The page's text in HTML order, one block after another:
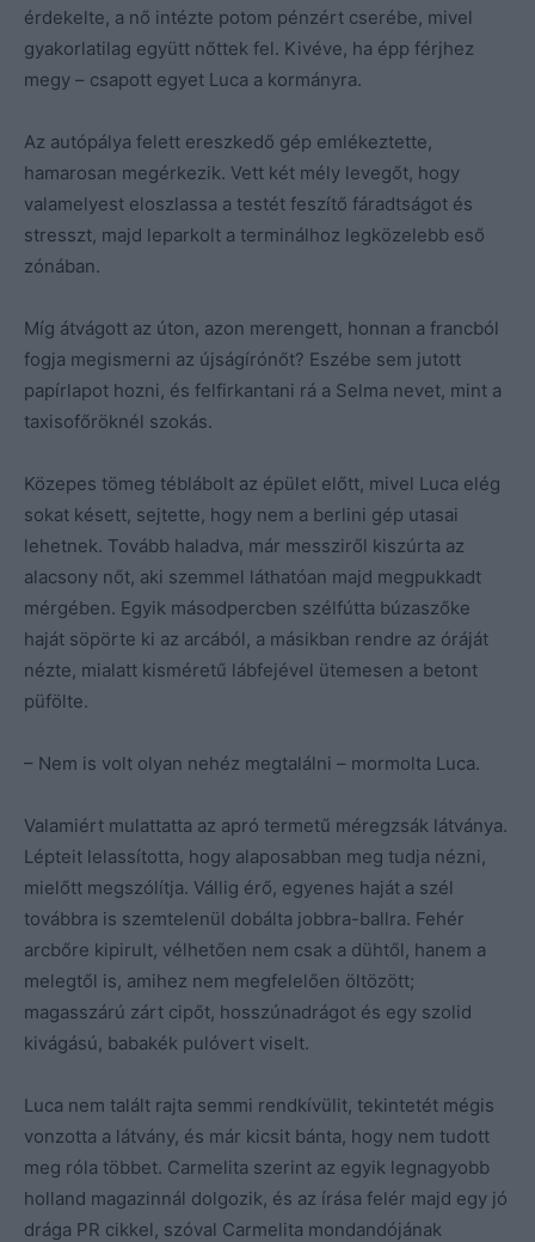
érdekelte, a nő intézte potom pénzért cserébe, mivel
gyakorlatilag együtt nőttek fel. Kivéve, ha épp férjhez
megy – csapott egyet Luca a kormányra.
Az autópálya felett ereszkedő gép emlékeztette,
hamarosan megérkezik. Vett két mély levegőt, hogy
valamelyest eloszlassa a testét feszítő fáradtságot és
stresszt, majd leparkolt a terminálhoz legközelebb eső
zónában.
Míg átvágott az úton, azon merengett, honnan a francból
fogja megismerni az újságírónőt? Eszébe sem jutott
papírlapot hozni, és felfirkantani rá a Selma nevet, mint a
taxisofőröknél szokás.
Közepes tömeg téblábolt az épület előtt, mivel Luca elég
sokat késett, sejtette, hogy nem a berlini gép utasai
lehetnek. Tovább haladva, már messziről kiszúrta az
alacsony nőt, aki szemmel láthatóan majd megpukkadt
mérgében. Egyik másodpercben szélfútta búzaszőke
haját söpörte ki az arcából, a másikban rendre az óráját
nézte, mialatt kisméretű lábfejével ütemesen a betont
püfölte.
– Nem is volt olyan nehéz megtalálni – mormolta Luca.
Valamiért mulattatta az apró termetű méregzsák látványa.
Lépteit lelassította, hogy alaposabban meg tudja nézni,
mielőtt megszólítja. Vállig érő, egyenes haját a szél
továbbra is szemtelenül dobálta jobbra-ballra. Fehér
arcbőre kipirult, vélhetően nem csak a dühtől, hanem a
melegtől is, amihez nem megfelelően öltözött;
magasszárú zárt cipőt, hosszúnadrágot és egy szolid
kivágású, babakék pulóvert viselt.
Luca nem talált rajta semmi rendkívülit, tekintetét mégis
vonzotta a látvány, és már kicsit bánta, hogy nem tudott
meg róla többet. Carmelita szerint az egyik legnagyobb
holland magazinnál dolgozik, és az írása felér majd egy jó
drága PR cikkel, szóval Carmelita mondandójának